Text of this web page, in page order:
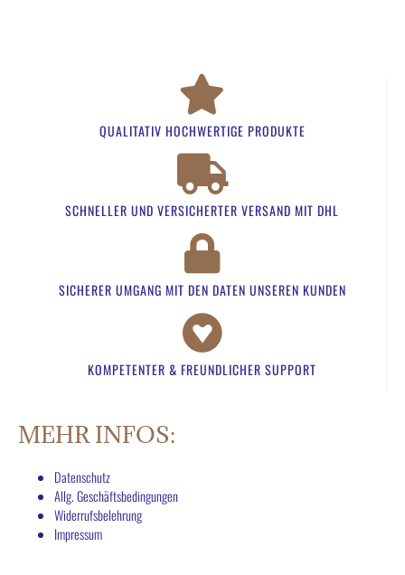
QUALITATIV HOCHWERTIGE PRODUKTE
SCHNELLER UND VERSICHERTER VERSAND MIT DHL
SICHERER UMGANG MIT DEN DATEN UNSEREN KUNDEN​
KOMPETENTER & FREUNDLICHER SUPPORT​
MEHR INFOS:
Datenschutz
Allg. Geschäftsbedingungen
Widerrufsbelehrung
Impressum